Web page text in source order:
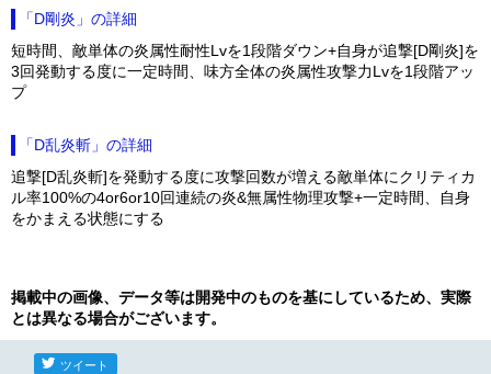
「D剛炎」の詳細
短時間、敵単体の炎属性耐性Lvを1段階ダウン+自身が追撃[D剛炎]を
3回発動する度に一定時間、味方全体の炎属性攻撃力Lvを1段階アッ
プ
「D乱炎斬」の詳細
追撃[D乱炎斬]を発動する度に攻撃回数が増える敵単体にクリティカ
ル率100%の4or6or10回連続の炎&無属性物理攻撃+一定時間、自身
をかまえる状態にする
掲載中の画像、データ等は開発中のものを基にしているため、実際
とは異なる場合がございます。
ツイート